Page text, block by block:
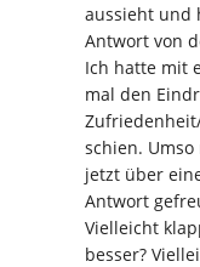
aussieht und
Antwort von
Ich hatte mit
mal den
schien.
jetzt über
Antwort
Vielleicht
besser?